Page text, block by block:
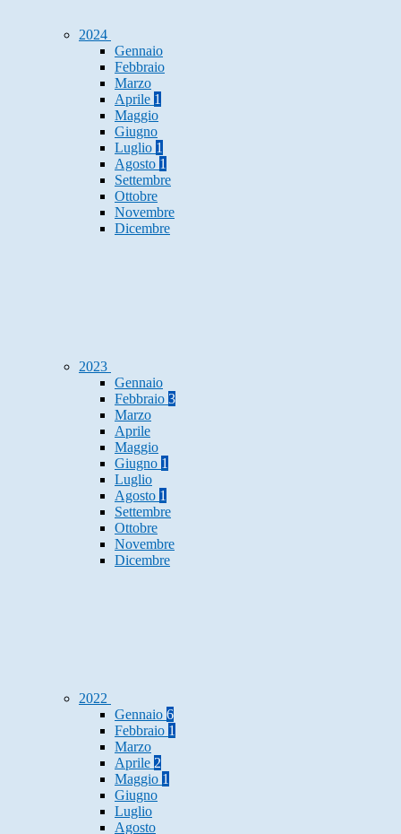
2024
Gennaio
Febbraio
Marzo
Aprile 1
Maggio
Giugno
Luglio 1
Agosto 1
Settembre
Ottobre
Novembre
Dicembre
2023
Gennaio
Febbraio 3
Marzo
Aprile
Maggio
Giugno 1
Luglio
Agosto 1
Settembre
Ottobre
Novembre
Dicembre
2022
Gennaio 6
Febbraio 1
Marzo
Aprile 2
Maggio 1
Giugno
Luglio
Agosto